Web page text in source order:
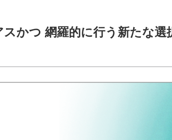
かつ 網羅的に行う新たな選